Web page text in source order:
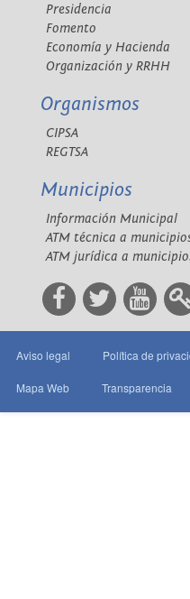
Presidencia
Fomento
Economía y Hacienda
Organización y RRHH
Organismos
CIPSA
REGTSA
Municipios
Información Municipal
ATM técnica a
ATM jurídica a
Aviso legal Política de
Mapa Web Transparencia